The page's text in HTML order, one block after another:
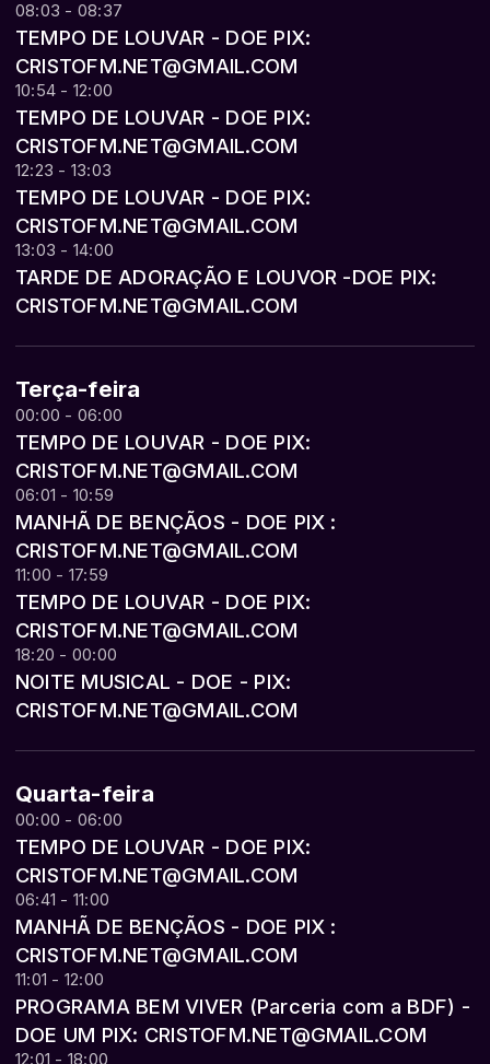
08:03 - 08:37
TEMPO DE LOUVAR - DOE PIX:
CRISTOFM.NET@GMAIL.COM
10:54 - 12:00
TEMPO DE LOUVAR - DOE PIX:
CRISTOFM.NET@GMAIL.COM
12:23 - 13:03
TEMPO DE LOUVAR - DOE PIX:
CRISTOFM.NET@GMAIL.COM
13:03 - 14:00
TARDE DE ADORAÇÃO E LOUVOR -DOE PIX:
CRISTOFM.NET@GMAIL.COM
Terça-feira
00:00 - 06:00
TEMPO DE LOUVAR - DOE PIX:
CRISTOFM.NET@GMAIL.COM
06:01 - 10:59
MANHÃ DE BENÇÃOS - DOE PIX :
CRISTOFM.NET@GMAIL.COM
11:00 - 17:59
TEMPO DE LOUVAR - DOE PIX:
CRISTOFM.NET@GMAIL.COM
18:20 - 00:00
NOITE MUSICAL - DOE - PIX:
CRISTOFM.NET@GMAIL.COM
Quarta-feira
00:00 - 06:00
TEMPO DE LOUVAR - DOE PIX:
CRISTOFM.NET@GMAIL.COM
06:41 - 11:00
MANHÃ DE BENÇÃOS - DOE PIX :
CRISTOFM.NET@GMAIL.COM
11:01 - 12:00
PROGRAMA BEM VIVER (Parceria com a BDF) -
DOE UM PIX: CRISTOFM.NET@GMAIL.COM
12:01 - 18:00